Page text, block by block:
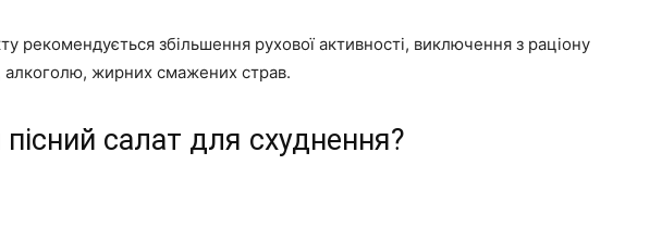
рекомендується збільшення рухової активності, виключення з раціону
алкоголю, жирних смажених страв.
салат для схуднення?